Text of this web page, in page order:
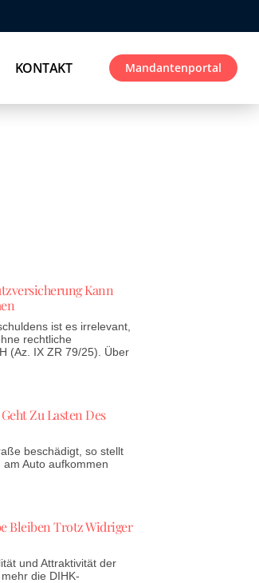
KONTAKT Mandantenportal
Kann
ist es irrelevant,
rechtliche
(Az. IX ZR 79/25). Über
Zu Lasten Des
beschädigt, so stellt
Auto aufkommen
Bleiben Trotz Widriger
und Attraktivität der
die DIHK-